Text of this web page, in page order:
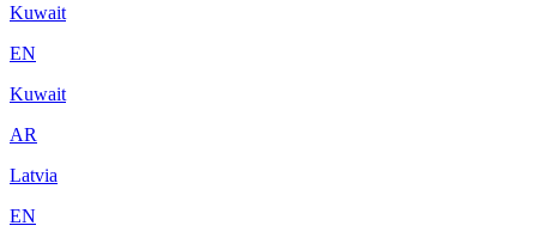
Kuwait
EN
Kuwait
AR
Latvia
EN